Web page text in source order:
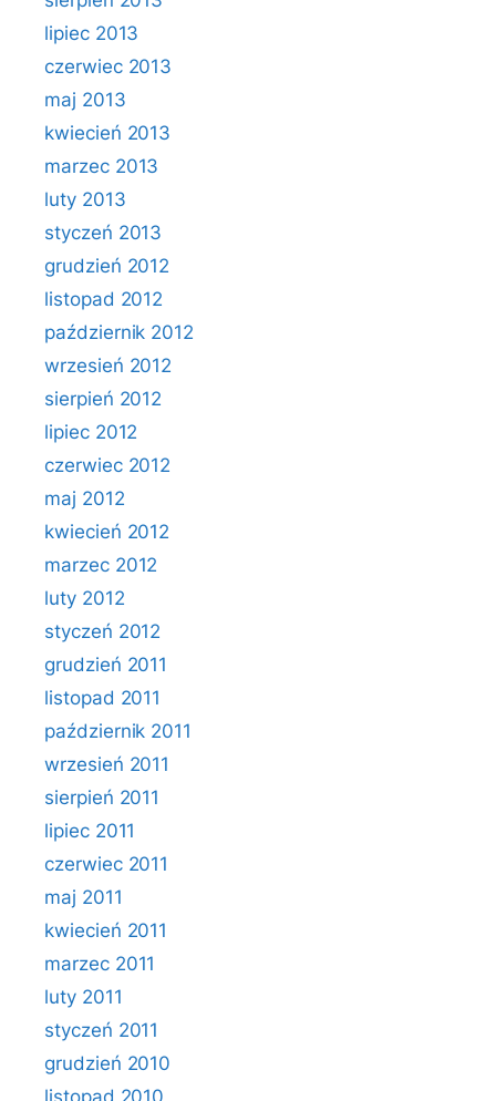
lipiec 2013
czerwiec 2013
maj 2013
kwiecień 2013
marzec 2013
luty 2013
styczeń 2013
grudzień 2012
listopad 2012
październik 2012
wrzesień 2012
sierpień 2012
lipiec 2012
czerwiec 2012
maj 2012
kwiecień 2012
marzec 2012
luty 2012
styczeń 2012
grudzień 2011
listopad 2011
październik 2011
wrzesień 2011
sierpień 2011
lipiec 2011
czerwiec 2011
maj 2011
kwiecień 2011
marzec 2011
luty 2011
styczeń 2011
grudzień 2010
listopad 2010